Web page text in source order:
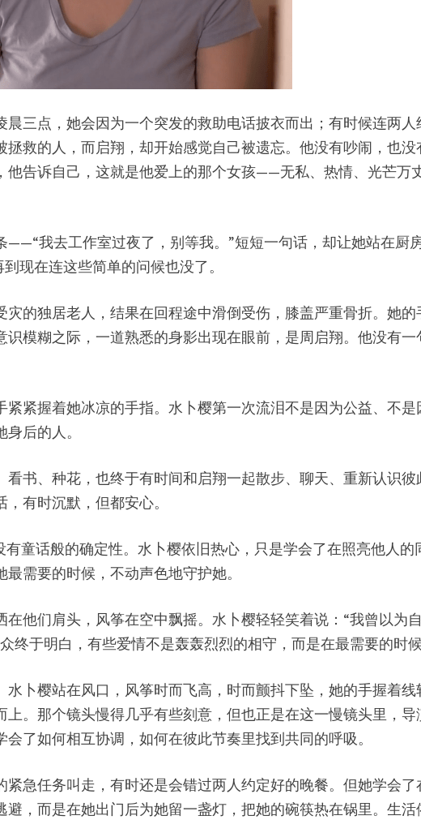
三点，她会因为一个突发的救助电话披衣而出；有时候连两
救的人，而启翔，却开始感觉自己被遗忘。他没有吵闹，也
告诉自己，这就是他爱上的那个女孩——无私、热情、光芒万
我去工作室过夜了，别等我。”短短一句话，却让她站在厨
现在连这些简单的问候也没了。
的独居老人，结果在回程途中滑倒受伤，膝盖严重骨折。她
模糊之际，一道熟悉的身影出现在眼前，是周启翔。他没有
紧握着她冰凉的手指。水卜樱第一次流泪不是因为公益、不
后的人。
书、种花，也终于有时间和启翔一起散步、聊天、重新认识
有时沉默，但都安心。
童话般的确定性。水卜樱依旧热心，只是学会了在照亮他人
需要的时候，不动声色地守护她。
他们肩头，风筝在空中飘摇。水卜樱轻轻笑着说：“我曾以为
于明白，有些爱情不是轰轰烈烈的相守，而是在最需要的时
卜樱站在风口，风筝时而飞高，时而颤抖下坠，她的手握着
。那个镜头慢得几乎有些刻意，但也正是在这一慢镜头里，
了如何相互协调，如何在彼此节奏里找到共同的呼吸。
急任务叫走，有时还是会错过两人约定好的晚餐。但她学会
，而是在她出门后为她留一盏灯，把她的碗筷热在锅里。生